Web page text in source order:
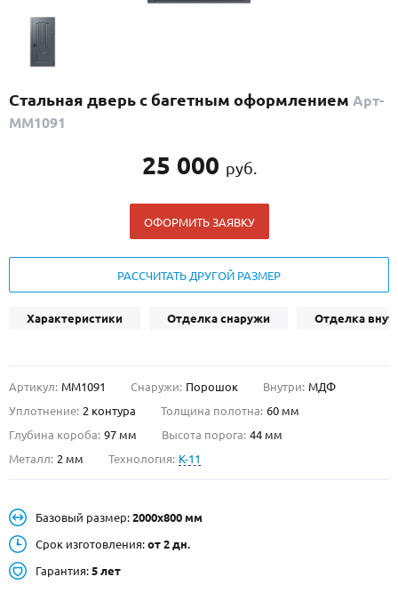
(29)
ПО НАЗНАЧЕНИЮ
ПО КОНСТРУКЦИИ
ГАЛЕРЕЯ
ОПЛАТА
УСТАНОВКА
О НАС
КОНТАКТЫ
Металлические двери от производителя с доставкой и установкой в
Москве и МО
НАЙТИ:
Стальная дверь с багетным оформлением Арт-
ММ1091
25 000 руб.
ОФОРМИТЬ ЗАЯВКУ
РАССЧИТАТЬ ДРУГОЙ РАЗМЕР
Характеристики Отделка снаружи Отделка
Артикул: ММ1091 Снаружи: Порошок Внутри: МДФ
Уплотнение: 2 контура Толщина полотна: 60 мм
Глубина короба: 97 мм Высота порога: 44 мм
Металл: 2 мм Технология: K-11
Базовый размер: 2000х800 мм
Срок изготовления: от 2 дн.
Гарантия: 5 лет